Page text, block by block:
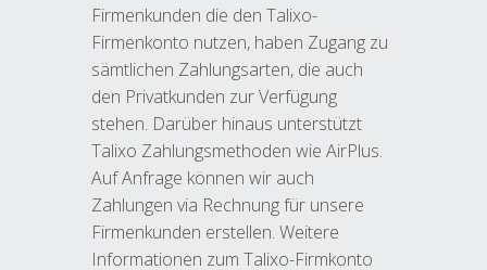
Firmenkunden die den Talixo-
Firmenkonto nutzen, haben Zugang zu
sämtlichen Zahlungsarten, die auch
den Privatkunden zur Verfügung
stehen. Darüber hinaus unterstützt
Talixo Zahlungsmethoden wie AirPlus.
Auf Anfrage können wir auch
Zahlungen via Rechnung für unsere
Firmenkunden erstellen. Weitere
Informationen zum Talixo-Firmkonto